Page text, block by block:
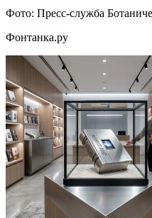
Фото: Пресс-служба
Фонтанка.ру